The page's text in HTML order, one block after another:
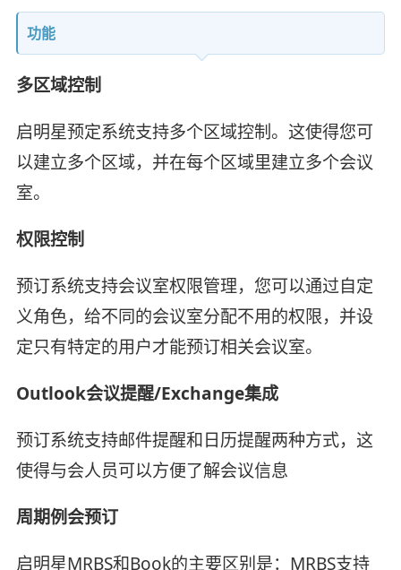
功能
多区域控制
启明星预定系统支持多个区域控制。这使得您可
以建立多个区域，并在每个区域里建立多个会议
室。
权限控制
预订系统支持会议室权限管理，您可以通过自定
义角色，给不同的会议室分配不用的权限，并设
定只有特定的用户才能预订相关会议室。
Outlook会议提醒/Exchange集成
预订系统支持邮件提醒和日历提醒两种方式，这
使得与会人员可以方便了解会议信息
周期例会预订
启明星MRBS和Book的主要区别是：MRBS支持